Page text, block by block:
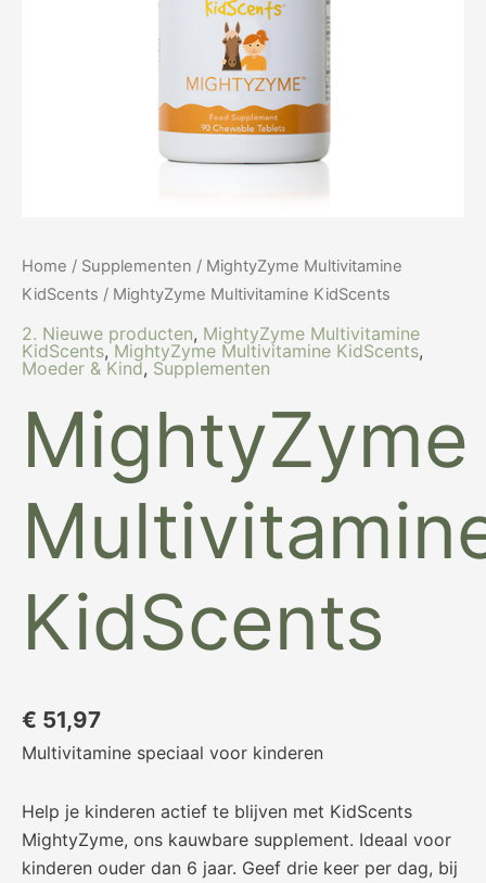
Home / Supplementen / MightyZyme Multivitamine
KidScents / MightyZyme Multivitamine KidScents
2. Nieuwe producten, MightyZyme Multivitamine
KidScents,MightyZyme Multivitamine KidScents,
Moeder & Kind, Supplementen
MightyZyme
KidScents
€ 51,97
Multivitamine speciaal voor kinderen
Help je kinderen actief te blijven met KidScents
MightyZyme, ons kauwbare supplement. Ideaal voor
kinderen ouder dan 6 jaar. Geef drie keer per dag, bij